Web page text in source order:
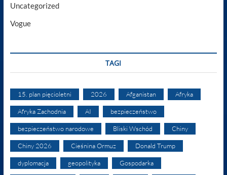
Uncategorized
Vogue
TAGI
15. plan pięcioletni 2026 Afganistan Afryka
Afryka Zachodnia AI bezpieczeństwo
bezpieczeństwo narodowe Bliski Wschód Chiny
Chiny 2026 Cieśnina Ormuz Donald Trump
dyplomacja geopolityka Gospodarka